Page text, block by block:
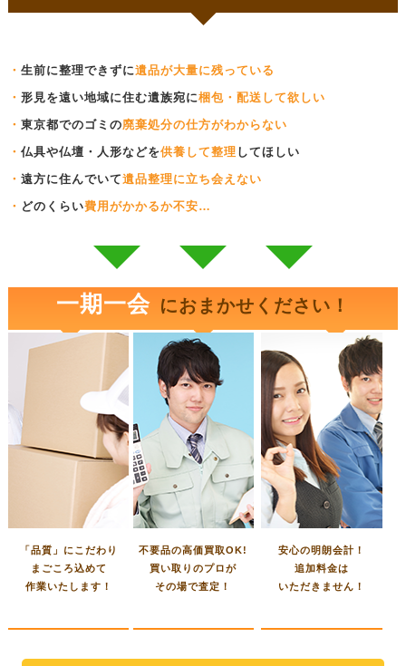
・ 生前に整理できずに遺品が大量に残っている
・ 形見を遠い地域に住む遺族宛に梱包・配送して欲しい
・ 東京都でのゴミの廃棄処分の仕方がわからない
・ 仏具や仏壇・人形などを供養して整理 してほしい
・ 遠方に住んでいて遺品整理に立ち会えない
・ どのくらい費用がかかるか不安…
一期一会 におまかせください！
「品質」にこだわり
まごころ込めて
作業いたします！
不要品の高価買取OK!
買い取りのプロが
その場で査定！
安心の明朗会計！
追加料金は
いただきません！